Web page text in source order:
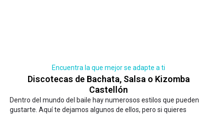
Encuentra la que mejor se adapte a ti
Discotecas de Bachata, Salsa o Kizomba
Castellón
Dentro del mundo del baile hay numerosos estilos que pueden
gustarte. Aquí te dejamos algunos de ellos, pero si quieres